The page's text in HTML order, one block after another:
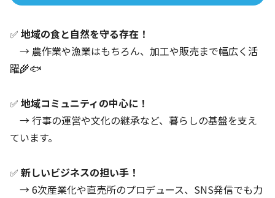
✅ 地域の食と自然を守る存在！
→ 農作業や漁業はもちろん、加工や販売まで幅広く活
躍🌾🐟
✅ 地域コミュニティの中心に！
→ 行事の運営や文化の継承など、暮らしの基盤を支え
ています。
✅ 新しいビジネスの担い手！
→ 6次産業化や直売所のプロデュース、SNS発信でも力